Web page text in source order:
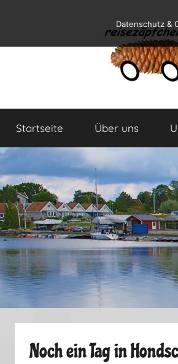
springen
Reiseblog
und
Leben
Startseite Über uns
Noch ein Tag in
Datenschutz &